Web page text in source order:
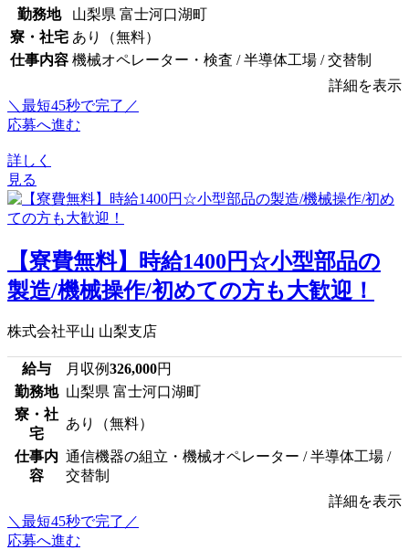
勤務地
山梨県 富士河口湖町
寮・社宅 あり（無料）
仕事内容 機械オペレーター・検査 / 半導体工場 / 交替制
詳細を表示
＼最短45秒で完了／
応募へ進む
詳しく
見る
【寮費無料】時給1400円☆小型部品の
製造/機械操作/初めての方も大歓迎！
株式会社平山 山梨支店
給与 月収例326,000円
勤務地 山梨県 富士河口湖町
寮・社
宅
あり（無料）
仕事内
容
通信機器の組立・機械オペレーター / 半導体工場 /
交替制
詳細を表示
＼最短45秒で完了／
応募へ進む